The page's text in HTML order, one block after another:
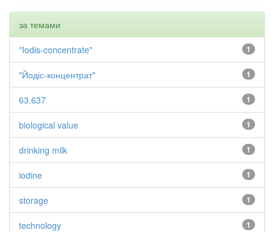
за темами
1
"Iodis-concentrate"
1
"Йодіс-концентрат"
1
63.637
1
biological value
1
drinking milk
1
iodine
1
storage
1
technology